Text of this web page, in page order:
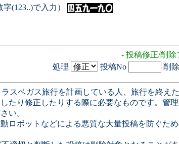
字(123..)で入力）
- 投稿修正/削除
処理
投稿No 削
スベガス旅行を計画している人、旅行を終え
たり修正したりする際に必要なものです。管
い。
ロボットなどによる悪質な大量投稿を防ぐた